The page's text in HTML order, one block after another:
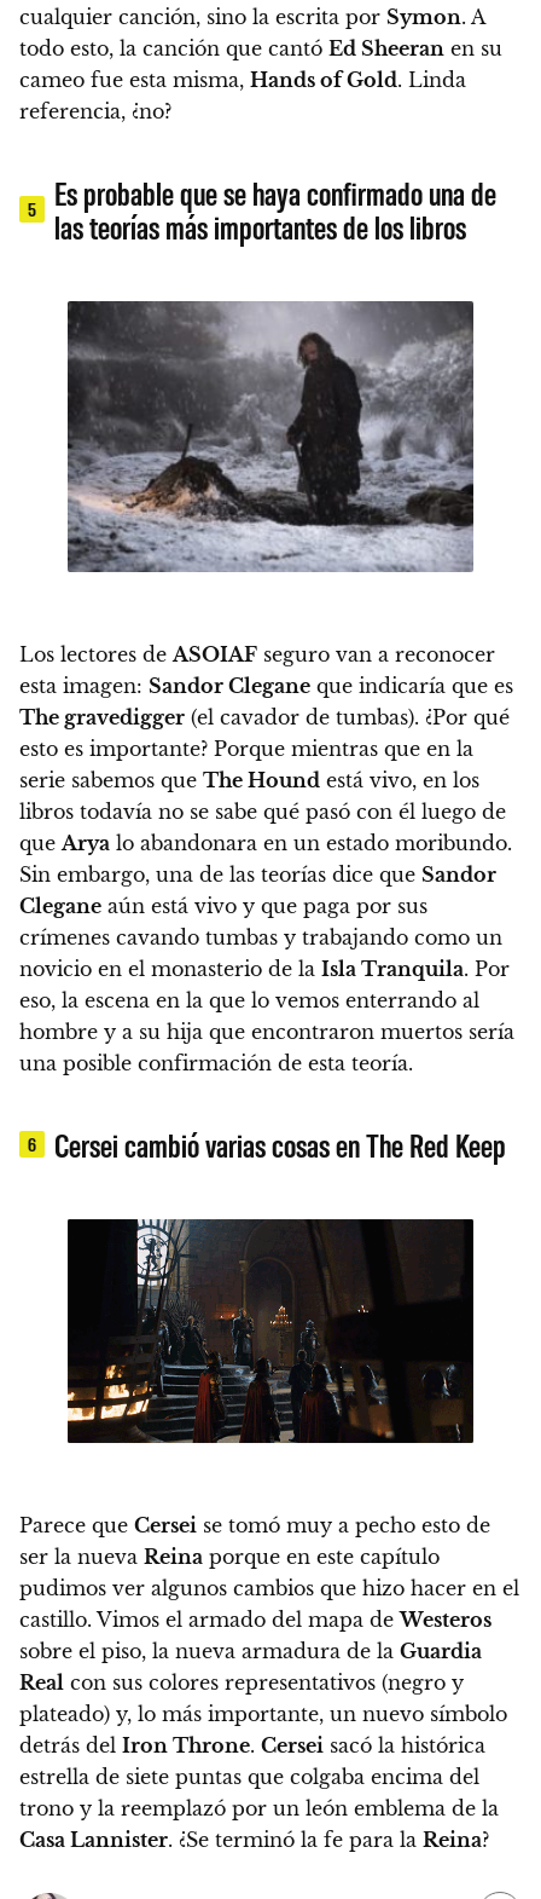
cualquier canción, sino la escrita por Symon. A
todo esto, la canción que cantó Ed Sheeran en su
cameo fue esta misma, Hands of Gold. Linda
referencia, ¿no?
5
Es probable que se haya confirmado una de
las teorías más importantes de los libros
Los lectores deASOIAF seguro van a reconocer
esta imagen: Sandor Clegane que indicaría que es
The gravedigger (el cavador de tumbas). ¿Por qué
esto es importante? Porque mientras que en la
serie sabemos que The Hound está vivo, en los
libros todavía no se sabe qué pasó con él luego de
queArya lo abandonara en un estado moribundo.
Sin embargo, una de las teorías dice que Sandor
Clegane aún está vivo y que paga por sus
crímenes cavando tumbas y trabajando como un
novicio en el monasterio de la Isla Tranquila. Por
eso, la escena en la que lo vemos enterrando al
hombre y a su hija que encontraron muertos sería
una posible confirmación de esta teoría.
6 Cersei cambió varias cosas en The Red Keep
Parece que Cersei se tomó muy a pecho esto de
ser la nueva Reina porque en este capítulo
pudimos ver algunos cambios que hizo hacer en el
castillo. Vimos el armado del mapa deWesteros
sobre el piso, la nueva armadura de la Guardia
Real con sus colores representativos (negro y
plateado) y, lo más importante, un nuevo símbolo
detrás del Iron Throne. Cersei sacó la histórica
estrella de siete puntas que colgaba encima del
trono y la reemplazó por un león emblema de la
Casa Lannister. ¿Se terminó la fe para la Reina?